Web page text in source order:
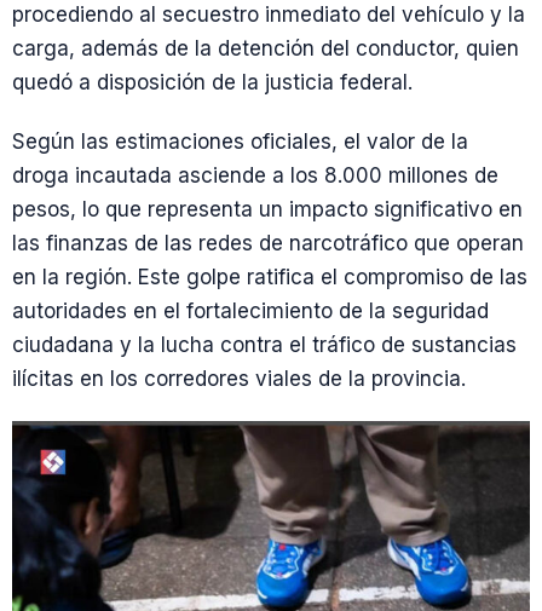
procediendo al secuestro inmediato del vehículo y la
carga, además de la detención del conductor, quien
quedó a disposición de la justicia federal.
Según las estimaciones oficiales, el valor de la
droga incautada asciende a los 8.000 millones de
pesos, lo que representa un impacto significativo en
las finanzas de las redes de narcotráfico que operan
en la región. Este golpe ratifica el compromiso de las
autoridades en el fortalecimiento de la seguridad
ciudadana y la lucha contra el tráfico de sustancias
ilícitas en los corredores viales de la provincia.